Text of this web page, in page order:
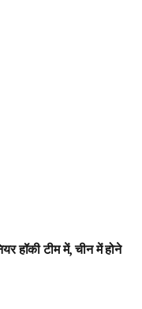
हॉकी टीम में, चीन में होने